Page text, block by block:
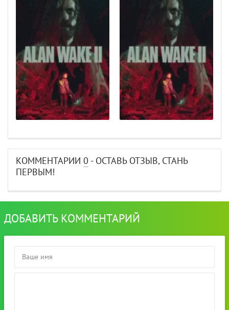
КОММЕНТАРИИ 0 - ОСТАВЬ ОТЗЫВ, СТАНЬ
ПЕРВЫМ!
ДОБАВИТЬ КОММЕНТАРИЙ